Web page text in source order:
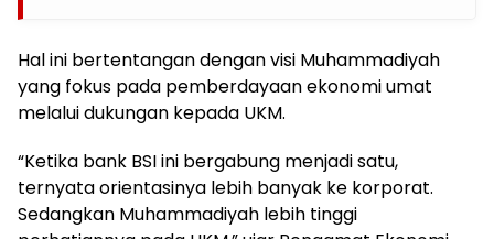
Hal ini bertentangan dengan visi Muhammadiyah
yang fokus pada pemberdayaan ekonomi umat
melalui dukungan kepada UKM.
“Ketika bank BSI ini bergabung menjadi satu,
ternyata orientasinya lebih banyak ke korporat.
Sedangkan Muhammadiyah lebih tinggi